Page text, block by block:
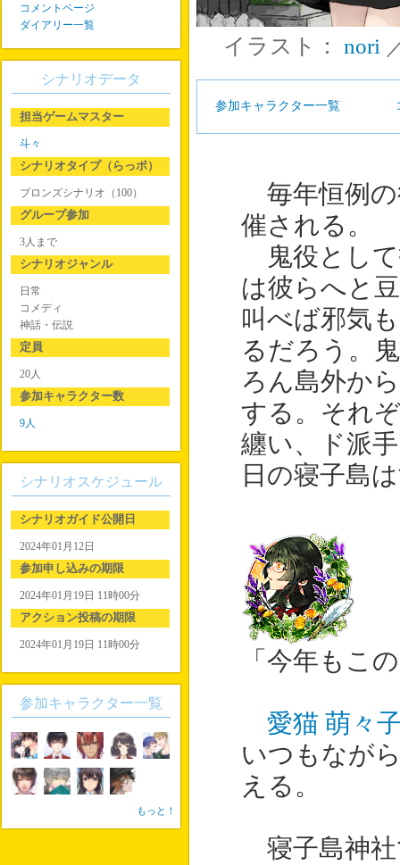
イラスト： nori
参加キャラクター一覧
毎年恒例の
催される。
鬼役として
は彼らへと
叫べば邪気
るだろう。
ろん島外か
する。それ
纏い、ド派
日の寝子島
「今年もこ
愛猫 萌々
いつもなが
える。
寝子島神社
コメントページ
ダイアリー一覧
シナリオデータ
担当ゲームマスター
斗々
シナリオタイプ（らっポ）
ブロンズシナリオ（100）
グループ参加
3人まで
シナリオジャンル
日常
コメディ
神話・伝説
定員
20人
参加キャラクター数
9人
シナリオスケジュール
シナリオガイド公開日
2024年01月12日
参加申し込みの期限
2024年01月19日 11時00分
アクション投稿の期限
2024年01月19日 11時00分
参加キャラクター一覧
もっと！